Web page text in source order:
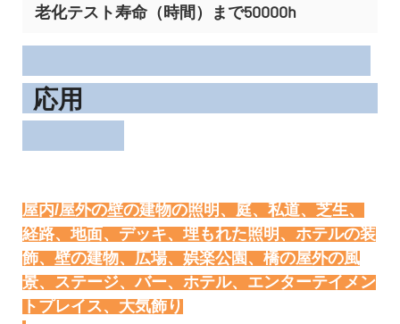
老化テスト寿命（時間）まで50000h
応用
屋内/屋外の壁の建物の照明、庭、私道、芝生、
経路、地面、デッキ、埋もれた照明、ホテルの装
飾、壁の建物、広場、娯楽公園、橋の屋外の風
景、ステージ、バー、ホテル、エンターテイメン